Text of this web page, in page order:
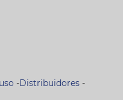
-Distribuidores -